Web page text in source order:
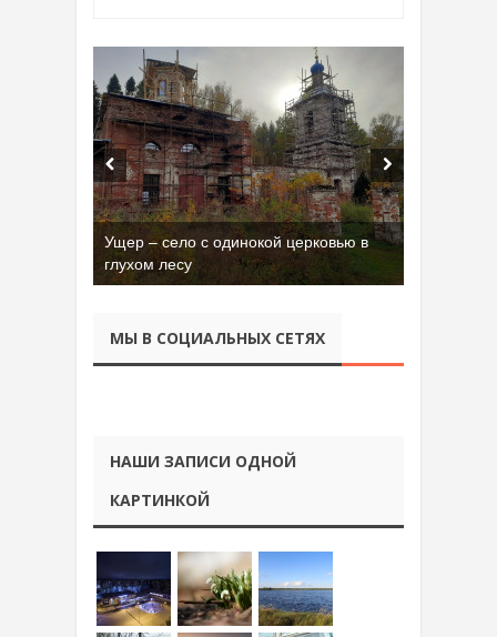
Ущер – село с одинокой церковью в
глухом лесу
МЫ В СОЦИАЛЬНЫХ СЕТЯХ
НАШИ ЗАПИСИ ОДНОЙ
КАРТИНКОЙ